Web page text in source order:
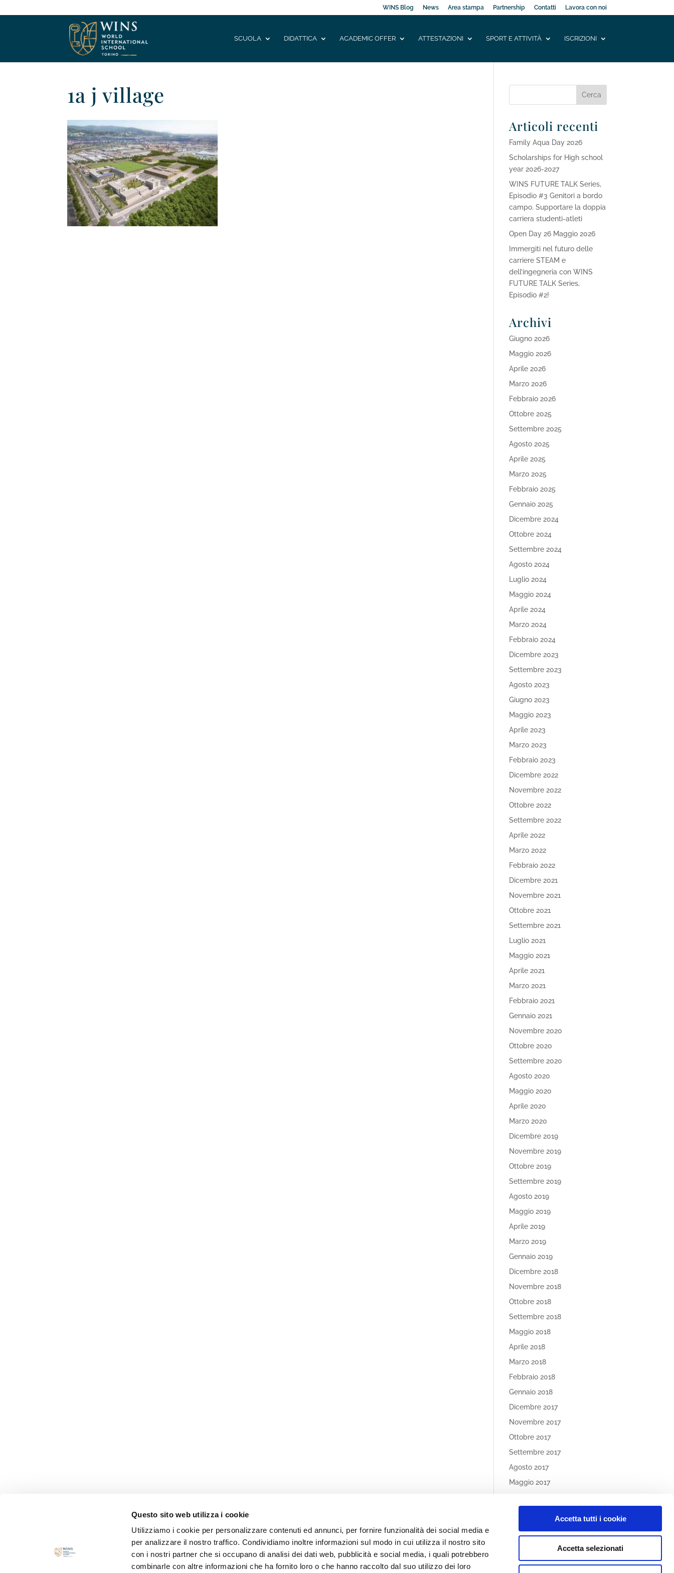
Questo sito web utilizza i cookie
Utilizziamo i cookie per personalizzare contenuti ed annunci, per fornire funzionalità dei social media e
per analizzare il nostro traffico. Condividiamo inoltre informazioni sul modo in cui utilizza il nostro sito
con i nostri partner che si occupano di analisi dei dati web, pubblicità e social media, i quali potrebbero
combinarle con altre informazioni che ha fornito loro o che hanno raccolto dal suo utilizzo dei loro
Accetta tutti i cookie
Accetta selezionati
WINS Blog News Area stampa Partnership Contatti Lavora con noi
SCUOLA DIDATTICA ACADEMIC OFFER ATTESTAZIONI SPORT E ATTIVITÀ ISCRIZIONI
1a j village
Articoli recenti
Family Aqua Day 2026
Scholarships for High school
year 2026-2027
WINS FUTURE TALK Series,
Episodio #3 Genitori a bordo
campo. Supportare la doppia
carriera studenti-atleti
Open Day 26 Maggio 2026
Immergiti nel futuro delle
carriere STEAM e
dell’ingegneria con WINS
FUTURE TALK Series,
Episodio #2!
Archivi
Giugno 2026
Maggio 2026
Aprile 2026
Marzo 2026
Febbraio 2026
Ottobre 2025
Settembre 2025
Agosto 2025
Aprile 2025
Marzo 2025
Febbraio 2025
Gennaio 2025
Dicembre 2024
Ottobre 2024
Settembre 2024
Agosto 2024
Luglio 2024
Maggio 2024
Aprile 2024
Marzo 2024
Febbraio 2024
Dicembre 2023
Settembre 2023
Agosto 2023
Giugno 2023
Maggio 2023
Aprile 2023
Marzo 2023
Febbraio 2023
Dicembre 2022
Novembre 2022
Ottobre 2022
Settembre 2022
Aprile 2022
Marzo 2022
Febbraio 2022
Dicembre 2021
Novembre 2021
Ottobre 2021
Settembre 2021
Luglio 2021
Maggio 2021
Aprile 2021
Marzo 2021
Febbraio 2021
Gennaio 2021
Novembre 2020
Ottobre 2020
Settembre 2020
Agosto 2020
Maggio 2020
Aprile 2020
Marzo 2020
Dicembre 2019
Novembre 2019
Ottobre 2019
Settembre 2019
Agosto 2019
Maggio 2019
Aprile 2019
Marzo 2019
Gennaio 2019
Dicembre 2018
Novembre 2018
Ottobre 2018
Settembre 2018
Maggio 2018
Aprile 2018
Marzo 2018
Febbraio 2018
Gennaio 2018
Dicembre 2017
Novembre 2017
Ottobre 2017
Settembre 2017
Agosto 2017
Maggio 2017
Categories
Nessuna categoria